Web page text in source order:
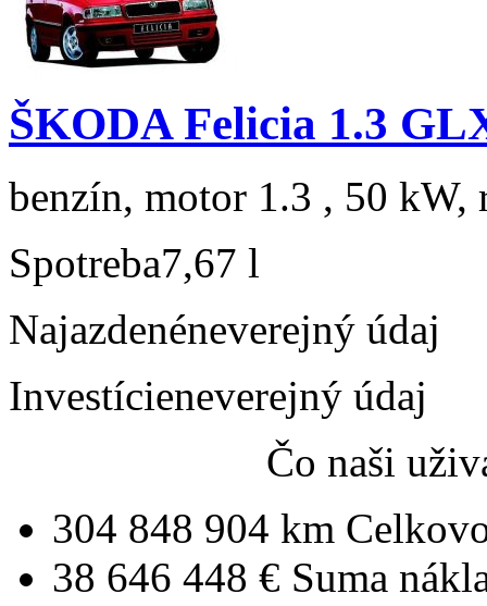
ŠKODA Felicia 1.3
benzín, motor 1.3 , 50 kW,
Spotreba7,67 l
Najazdenéneverejný údaj
Investícieneverejný údaj
Čo naši
304 848 904 km
38 646 448 € Suma